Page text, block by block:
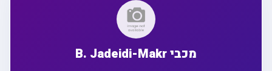
מכבי B. Jadeidi-Makr